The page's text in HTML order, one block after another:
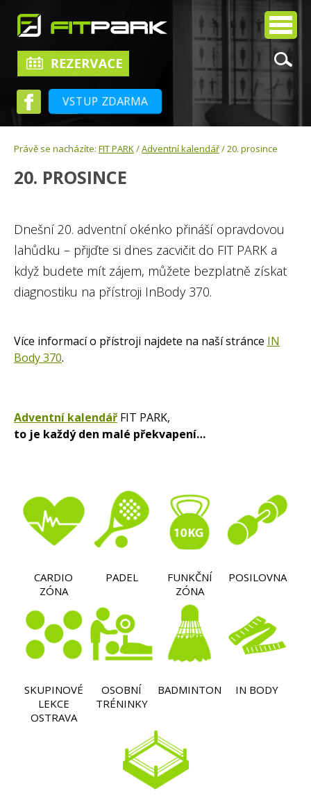
VSTUP ZDARMA
Právě se nacházíte: FIT PARK/Adventní kalendář/ 20. prosince
20. PROSINCE
Dnešní 20. adventní okénko přináší opravdovou
lahůdku – přijďte si dnes zacvičit do FIT PARK a
když budete mít zájem, můžete bezplatně získat
diagnostiku na přístroji InBody 370.
Více informací o přístroji najdete na naší stránce IN
Body 370.
Adventní kalendářFIT PARK,
to je každý den malé překvapení…
CARDIO
ZÓNA
PADEL
FUNKČNÍ
ZÓNA
POSILOVNA
SKUPINOVÉ
LEKCE
OSTRAVA
OSOBNÍ
TRÉNINKY
BADMINTON IN BODY